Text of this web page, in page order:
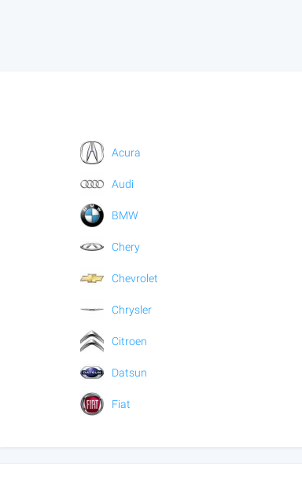
Acura
Audi
BMW
Chery
Chevrolet
Chrysler
Citroen
Datsun
Fiat